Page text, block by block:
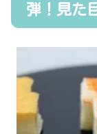
弾！見た